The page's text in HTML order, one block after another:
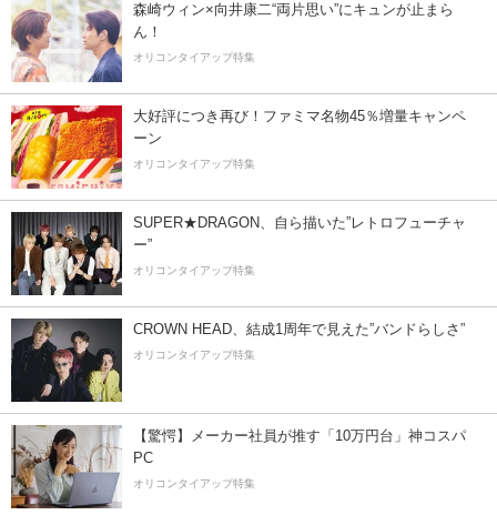
森崎ウィン×向井康二“両片思い”にキュンが止まら
ん！
オリコンタイアップ特集
大好評につき再び！ファミマ名物45％増量キャンペ
ーン
オリコンタイアップ特集
SUPER★DRAGON、自ら描いた”レトロフューチャ
ー”
オリコンタイアップ特集
CROWN HEAD、結成1周年で見えた”バンドらしさ”
オリコンタイアップ特集
【驚愕】メーカー社員が推す「10万円台」神コスパ
PC
オリコンタイアップ特集